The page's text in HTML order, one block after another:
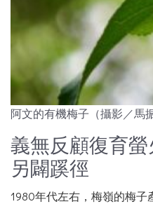
阿文的有機梅子（攝影／馬
義無反顧復育
另闢蹊徑
1980年代左右，梅嶺的梅子